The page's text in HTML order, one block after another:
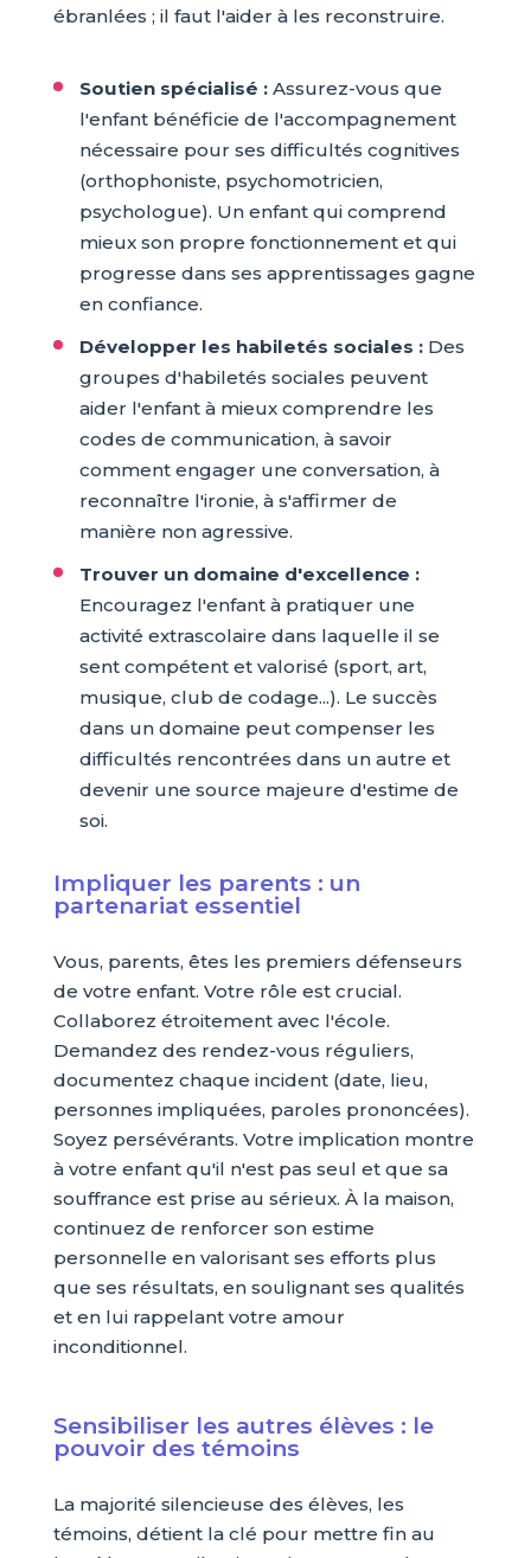
ébranlées ; il faut l'aider à les reconstruire.
Soutien spécialisé :Assurez-vous que
l'enfant bénéficie de l'accompagnement
nécessaire pour ses difficultés cognitives
(orthophoniste, psychomotricien,
psychologue). Un enfant qui comprend
mieux son propre fonctionnement et qui
progresse dans ses apprentissages gagne
en confiance.
Développer les habiletés sociales :Des
groupes d'habiletés sociales peuvent
aider l'enfant à mieux comprendre les
codes de communication, à savoir
comment engager une conversation, à
reconnaître l'ironie, à s'affirmer de
manière non agressive.
Trouver un domaine d'excellence :
Encouragez l'enfant à pratiquer une
activité extrascolaire dans laquelle il se
sent compétent et valorisé (sport, art,
musique, club de codage...). Le succès
dans un domaine peut compenser les
difficultés rencontrées dans un autre et
devenir une source majeure d'estime de
soi.
Impliquer les parents : un
partenariat essentiel
Vous, parents, êtes les premiers défenseurs
de votre enfant. Votre rôle est crucial.
Collaborez étroitement avec l'école.
Demandez des rendez-vous réguliers,
documentez chaque incident (date, lieu,
personnes impliquées, paroles prononcées).
Soyez persévérants. Votre implication montre
à votre enfant qu'il n'est pas seul et que sa
souffrance est prise au sérieux. À la maison,
continuez de renforcer son estime
personnelle en valorisant ses efforts plus
que ses résultats, en soulignant ses qualités
et en lui rappelant votre amour
inconditionnel.
Sensibiliser les autres élèves : le
pouvoir des témoins
La majorité silencieuse des élèves, les
témoins, détient la clé pour mettre fin au